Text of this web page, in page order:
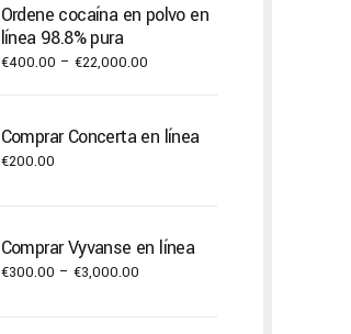
Ordene cocaína en polvo en
línea 98.8% pura
€400.00 – €22,000.00Price
through
Comprar Concerta en línea
€200.00
Comprar Vyvanse en línea
€300.00 – €3,000.00Price